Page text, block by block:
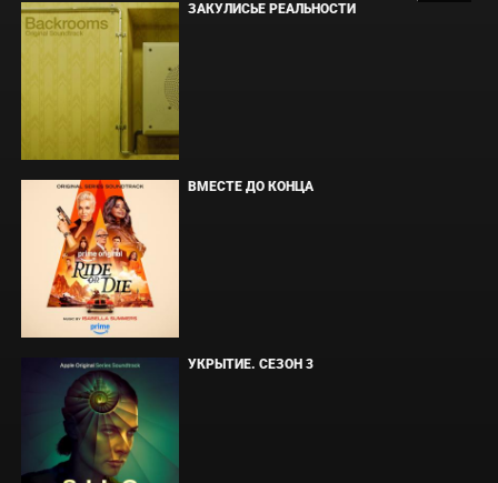
ЗАКУЛИСЬЕ РЕАЛЬНОСТИ
ВМЕСТЕ ДО КОНЦА
УКРЫТИЕ. СЕЗОН 3